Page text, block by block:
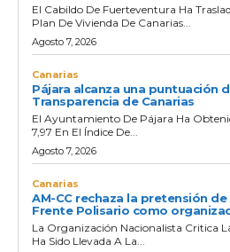
El Cabildo De Fuerteventura Ha
Plan De Vivienda De Canarias...
Agosto 7, 2026
Canarias
Pájara alcanza una puntuación
Transparencia de Canarias
El Ayuntamiento De Pájara Ha
7,97 En El Índice De...
Agosto 7, 2026
Canarias
AM-CC rechaza la pretensión
Frente Polisario como
La Organización Nacionalista Critica
Ha Sido Llevada A La...